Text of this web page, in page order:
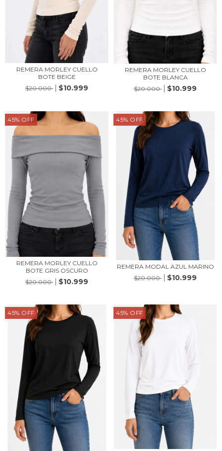
REMERA MORLEY CUELLO
BOTE BEIGE
$20.000
$10.999
REMERA MORLEY CUELLO
BOTE BLANCA
$20.000
$10.999
45% OFF
REMERA MORLEY CUELLO
BOTE GRIS OSCURO
$20.000
$10.999
45% OFF
REMERA MODAL AZUL MARINO
$20.000
$10.999
45% OFF 45% OFF